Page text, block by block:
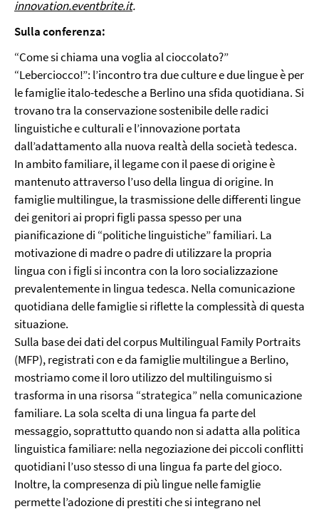
innovation.eventbrite.it.
Sulla conferenza:
“Come si chiama una voglia al cioccolato?”
“Leberciocco!”: l’incontro tra due culture e due lingue è per
le famiglie italo-tedesche a Berlino una sfida quotidiana. Si
trovano tra la conservazione sostenibile delle radici
linguistiche e culturali e l’innovazione portata
dall’adattamento alla nuova realtà della società tedesca.
In ambito familiare, il legame con il paese di origine è
mantenuto attraverso l’uso della lingua di origine. In
famiglie multilingue, la trasmissione delle differenti lingue
dei genitori ai propri figli passa spesso per una
pianificazione di “politiche linguistiche” familiari. La
motivazione di madre o padre di utilizzare la propria
lingua con i figli si incontra con la loro socializzazione
prevalentemente in lingua tedesca. Nella comunicazione
quotidiana delle famiglie si riflette la complessità di questa
situazione.
Sulla base dei dati del corpus Multilingual Family Portraits
(MFP), registrati con e da famiglie multilingue a Berlino,
mostriamo come il loro utilizzo del multilinguismo si
trasforma in una risorsa “strategica” nella comunicazione
familiare. La sola scelta di una lingua fa parte del
messaggio, soprattutto quando non si adatta alla politica
linguistica familiare: nella negoziazione dei piccoli conflitti
quotidiani l’uso stesso di una lingua fa parte del gioco.
Inoltre, la compresenza di più lingue nelle famiglie
permette l’adozione di prestiti che si integrano nel